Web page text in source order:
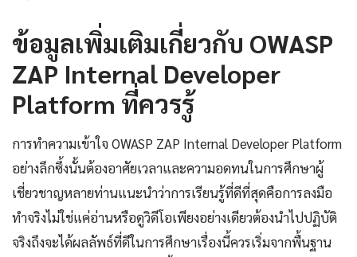
ข้อมูลเพิ่มเติมเกี่ยวกับ OWASP
ZAP Internal Developer
Platform ที่ควรรู้
การทำความเข้าใจ OWASP ZAP Internal Developer Platform
อย่างลึกซึ้งนั้นต้องอาศัยเวลาและความอดทนในการศึกษาผู้
เชี่ยวชาญหลายท่านแนะนำว่าการเรียนรู้ที่ดีที่สุดคือการลงมือ
ทำจริงไม่ใช่แค่อ่านหรือดูวิดีโอเพียงอย่างเดียวต้องนำไปปฏิบัติ
จริงถึงจะได้ผลลัพธ์ที่ดีในการศึกษาเรื่องนี้ควรเริ่มจากพื้นฐาน